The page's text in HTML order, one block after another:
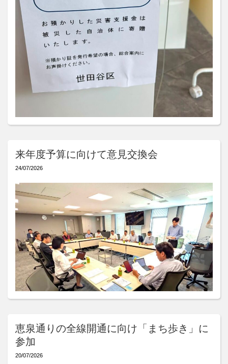
来年度予算に向けて意見交換会
24/07/2026
恵泉通りの全線開通に向け「まち歩き」に
参加
20/07/2026